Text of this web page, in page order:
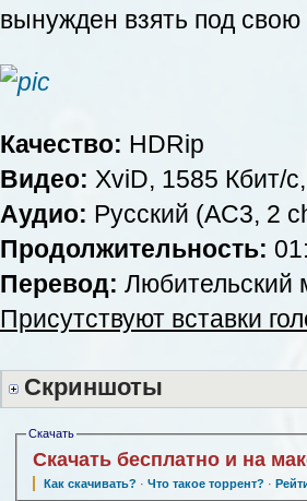
вынужден взять под свою
Качество: HDRip
Видео: XviD, 1585 Кбит/
Аудио: Русский (AC3, 2
Продолжительность:
Перевод:
Присутствуют вставки
Скриншоты
Скачать
Скачать бесплатно и на
Как скачивать? · Что такое торрент? ·